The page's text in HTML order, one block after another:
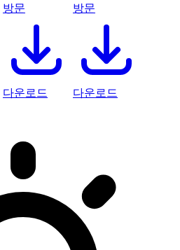
방문
다운로드
방문
다운로드